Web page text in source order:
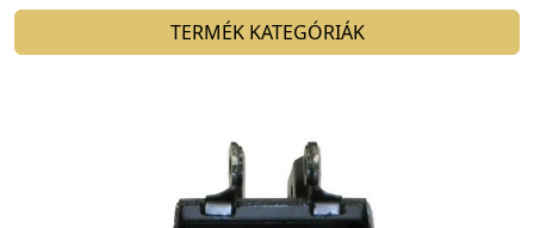
TERMÉK KATEGÓRIÁK